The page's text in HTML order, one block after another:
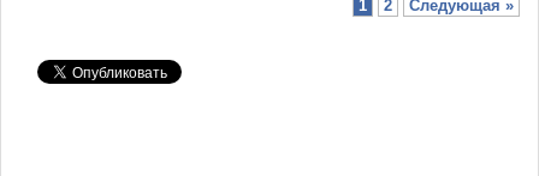
1 2 Следующая »